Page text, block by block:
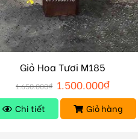
Giỏ Hoa Tươi M185
1.650.000₫ 1.500.000₫
Chi tiết Giỏ hàng